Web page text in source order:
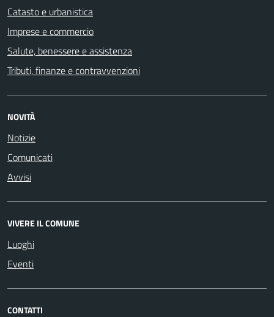
Catasto e urbanistica
Imprese e commercio
Salute, benessere e assistenza
Tributi, finanze e contravvenzioni
NOVITÀ
Notizie
Comunicati
Avvisi
VIVERE IL COMUNE
Luoghi
Eventi
CONTATTI